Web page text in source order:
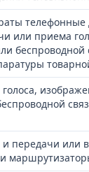
телефонные
или приема
или